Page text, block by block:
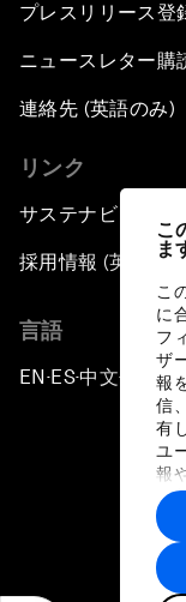
こ
ま
こ
に
フ
ザ
報
信
有
ユ
報
に
ト
す。
プレスリリース登
ニュースレター購
連絡先 (英語のみ)
リンク
サステナビリティ
採用情報 (英語のみ)
言語
EN ▪ES▪中文▪ 日本語
プラ